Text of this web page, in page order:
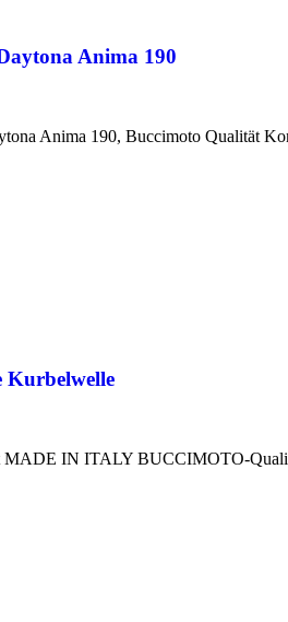
Anima 190
Anima 190, Buccimoto Qualität
Kurbelwelle
MADE IN ITALY BUCCIMOTO-